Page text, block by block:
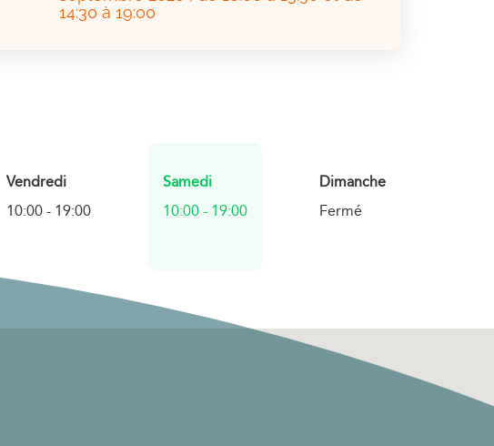
14:30 à 19:00
Vendredi
10:00 - 19:00
Horaires
d'ouverture
d'aujourd'hui
Samedi
10:00 - 19:00
Dimanche
Fermé